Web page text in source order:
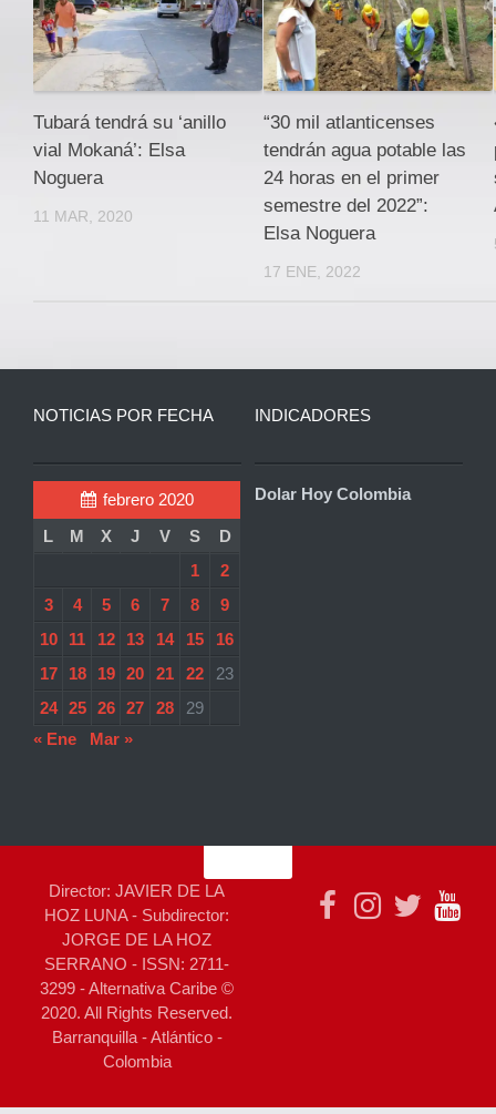
Tubará tendrá su ‘anillo
vial Mokaná’: Elsa
Noguera
11 MAR, 2020
“30 mil atlanticenses
tendrán agua potable las
24 horas en el primer
semestre del 2022”:
Elsa Noguera
17 ENE, 2022
NOTICIAS POR FECHA
febrero 2020
L
M X J V S
D
1
2
3
4 5 6 7 8
9
10
11 12 13 14 15
16
17
18 19 20 21 22
23
24
25 26 27 28
29
« Ene
Mar »
INDICADORES
Dolar Hoy Colombia
Director: JAVIER DE LA
HOZ LUNA - Subdirector:
JORGE DE LA HOZ
SERRANO - ISSN: 2711-
3299 - Alternativa Caribe ©
2020. All Rights Reserved.
Barranquilla - Atlántico -
Colombia